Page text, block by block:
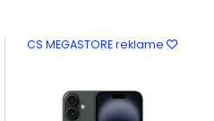
CS MEGASTORE reklame